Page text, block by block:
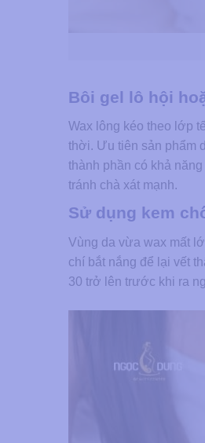
Bôi gel lô hội
Wax lông kéo theo lớp
thời. Ưu tiên sản phẩm
thành phần có khả
tránh chà xát mạnh.
Sử dụng kem
Vùng da vừa wax mất
chí bắt nắng để lại vết
30 trở lên trước khi ra